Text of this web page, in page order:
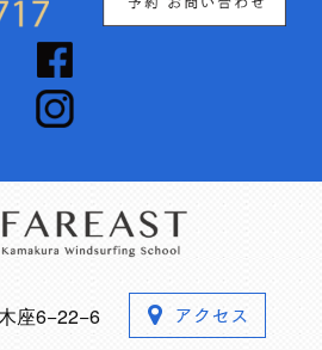
座6−22−6